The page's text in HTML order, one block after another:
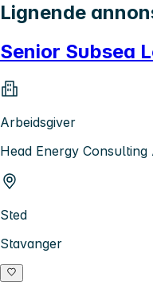
Lignende
Senior Subsea
Arbeidsgiver
Head Energy Consulting
Sted
Stavanger